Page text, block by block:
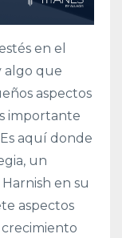
en el
algo que
aspectos
importante
aquí donde
un
en su
aspectos